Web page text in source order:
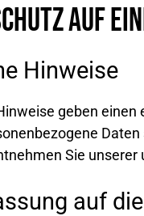
auf
Hinweise
geben
Sie
auf